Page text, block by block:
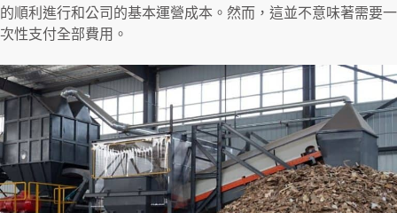
的順利進行和公司的基本運營成本。然而，這並不意味著需要一
次性支付全部費用。